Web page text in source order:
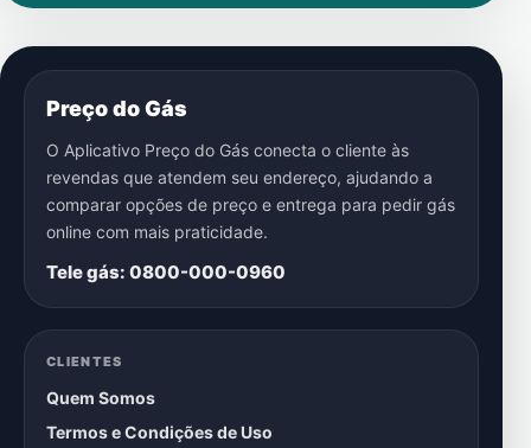
Preço do Gás
O Aplicativo Preço do Gás conecta o cliente às
revendas que atendem seu endereço, ajudando a
comparar opções de preço e entrega para pedir gás
online com mais praticidade.
Tele gás: 0800-000-0960
CLIENTES
Quem Somos
Termos e Condições de Uso